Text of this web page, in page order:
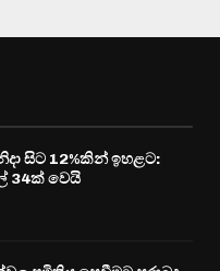
සිට 12%කින් ඉහළට:
34ක් වෙයි